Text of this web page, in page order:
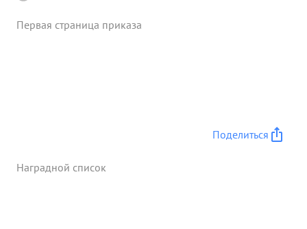
Первая страница приказа
Поделиться
Наградной список